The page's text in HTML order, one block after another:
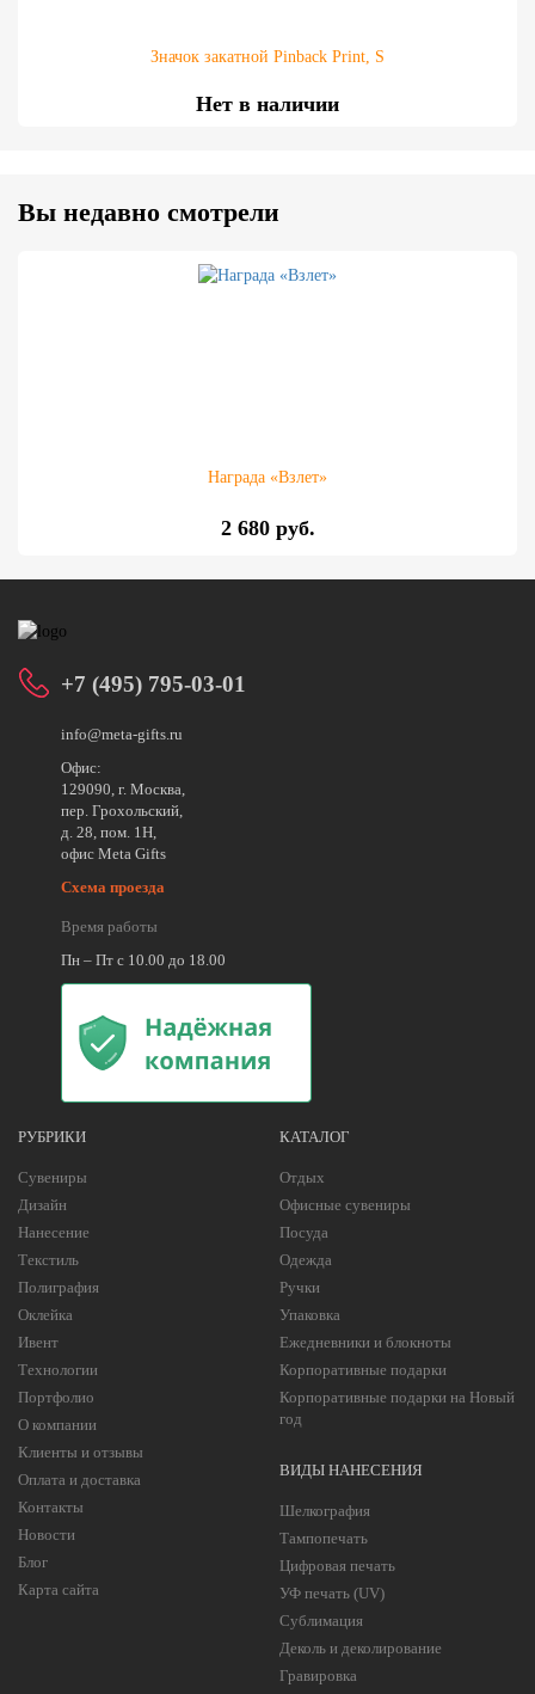
Значок закатной Pinback Print, S
Нет в наличии
Вы недавно смотрели
Награда «Взлет»
2 680 руб.
+7 (495) 795-03-01
info@meta-gifts.ru
Офис:
129090, г. Москва,
пер. Грохольский,
д. 28, пом. 1Н,
офис Meta Gifts
Схема проезда
Время работы
Пн – Пт с 10.00 до 18.00
РУБРИКИ
Сувениры
Дизайн
Нанесение
Текстиль
Полиграфия
Оклейка
Ивент
Технологии
Портфолио
О компании
Клиенты и отзывы
Оплата и доставка
Контакты
Новости
Блог
Карта сайта
КАТАЛОГ
Отдых
Офисные сувениры
Посуда
Одежда
Ручки
Упаковка
Ежедневники и блокноты
Корпоративные подарки
Корпоративные подарки на Новый
год
ВИДЫ НАНЕСЕНИЯ
Шелкография
Тампопечать
Цифровая печать
УФ печать (UV)
Сублимация
Деколь и деколирование
Гравировка